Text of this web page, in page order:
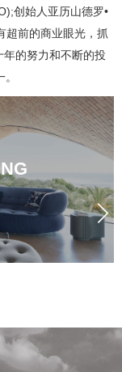
创始人亚历山德罗•
超前的商业眼光，抓
年的努力和不断的投